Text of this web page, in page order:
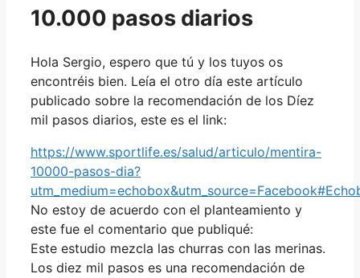
10.000 pasos diarios
Hola Sergio, espero que tú y los tuyos os
encontréis bien. Leía el otro día este artículo
publicado sobre la recomendación de los Díez
mil pasos diarios, este es el link:
https://www.sportlife.es/salud/articulo/mentira-
10000-pasos-dia?
No estoy de acuerdo con el planteamiento y
este fue el comentario que publiqué:
Este estudio mezcla las churras con las merinas.
Los diez mil pasos es una recomendación de